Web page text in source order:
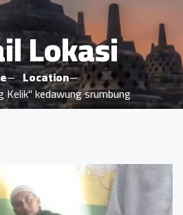
Lokasi
Location
Kelik" kedawung srumbung